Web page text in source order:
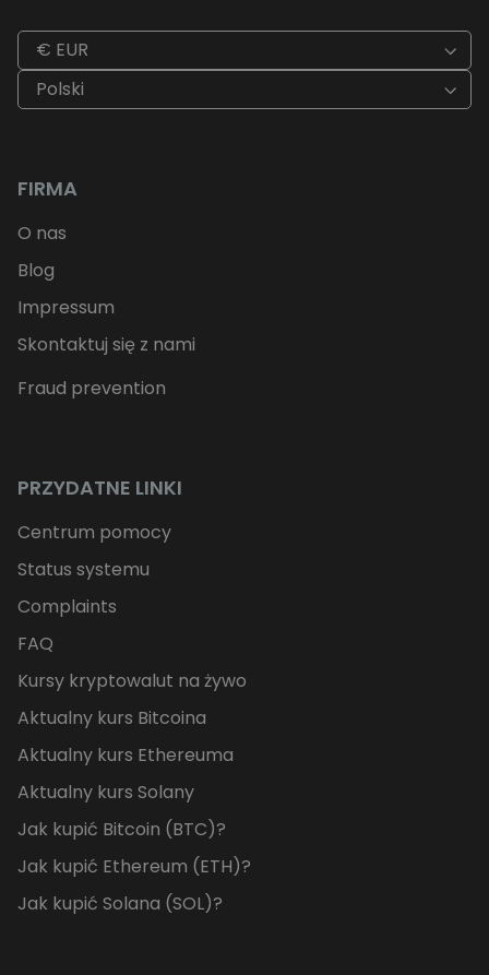
€ EUR
Polski
FIRMA
O nas
Blog
Impressum
Skontaktuj się z nami
Fraud prevention
PRZYDATNE LINKI
Centrum pomocy
Status systemu
Complaints
FAQ
Kursy kryptowalut na żywo
Aktualny kurs Bitcoina
Aktualny kurs Ethereuma
Aktualny kurs Solany
Jak kupić Bitcoin (BTC)?
Jak kupić Ethereum (ETH)?
Jak kupić Solana (SOL)?